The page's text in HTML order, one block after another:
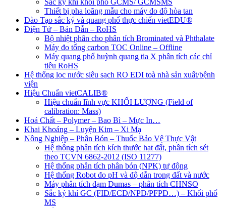
Sắc ký khí khối phổ GCMS/ GCMSMS
Thiết bị pha loãng mẫu cho máy đo độ hòa tan
Đào Tạo sắc ký và quang phổ thực chiến vietEDU®
Điện Tử – Bán Dẫn – RoHS
Bộ nhiệt phân cho phân tích Brominated và Phthalate
Máy đo tổng carbon TOC Online – Offline
Máy quang phổ huỳnh quang tia X phân tích các chỉ
tiêu RoHS
Hệ thống lọc nước siêu sạch RO EDI​​ toà nhà sản xuất/bệnh
viện
Hiệu Chuẩn vietCALIB®
Hiệu chuẩn lĩnh vực KHỐI LƯỢNG (Field of
calibration: Mass)
Hoá Chất – Polymer – Bao Bì – Mực In…
Khai Khoáng – Luyện Kim – Xi Mạ
Nông Nghiệp – Phân Bón – Thuốc Bảo Vệ Thực Vật
Hệ thông phân tích kích thước hạt đất, phân tích sét
theo TCVN 6862-2012 (ISO 11277)
Hệ thống phân tích phân bón (NPK) tự động
Hệ thống Robot đo pH và độ dẫn trong đất và nước
Máy phân tích đạm Dumas – phân tích CHNSO
Sắc ký khí GC (FID/ECD/NPD/PFPD…) – Khối phổ
MS